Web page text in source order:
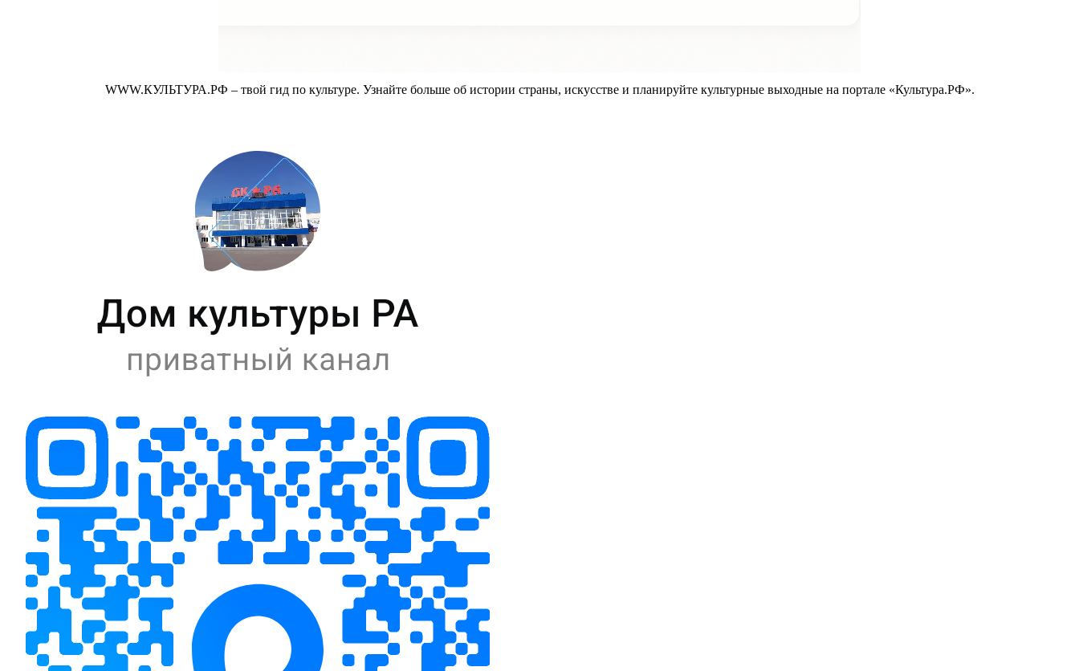
WWW.КУЛЬТУРА.РФ – твой гид по культуре. Узнайте больше об истории страны, искусстве и планируйте культурные выходные на портале «Культура.РФ».